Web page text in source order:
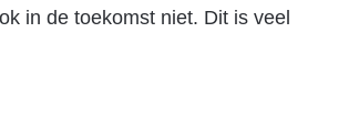
in de toekomst niet. Dit is veel